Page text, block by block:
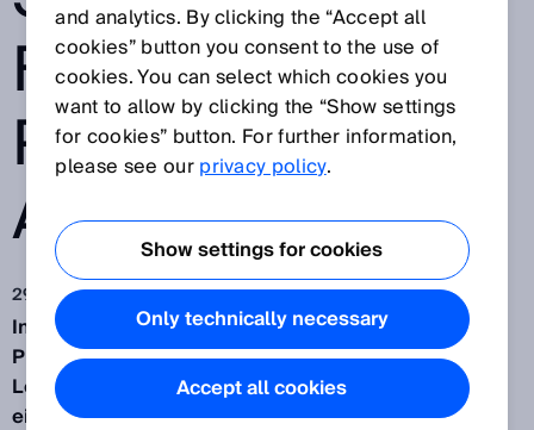
FÜR PICK-AND-
PLACE-
AUFGABEN
29.07.2019
In der Lebensmittelindustrie ist die hygienische
Primärverpackung von empfindlichen offenen
Lebensmitteln sehr wichtig. Um diesen Prozess in
einer Roboterzelle zu ermöglichen, arbeitet SICK
and analytics. By clicking the “Accept all
cookies” button you consent to the use of
cookies. You can select which cookies you
want to allow by clicking the “Show settings
for cookies” button. For further information,
please see ourprivacy policy.
Show settings for cookies
Only technically necessary
Accept all cookies